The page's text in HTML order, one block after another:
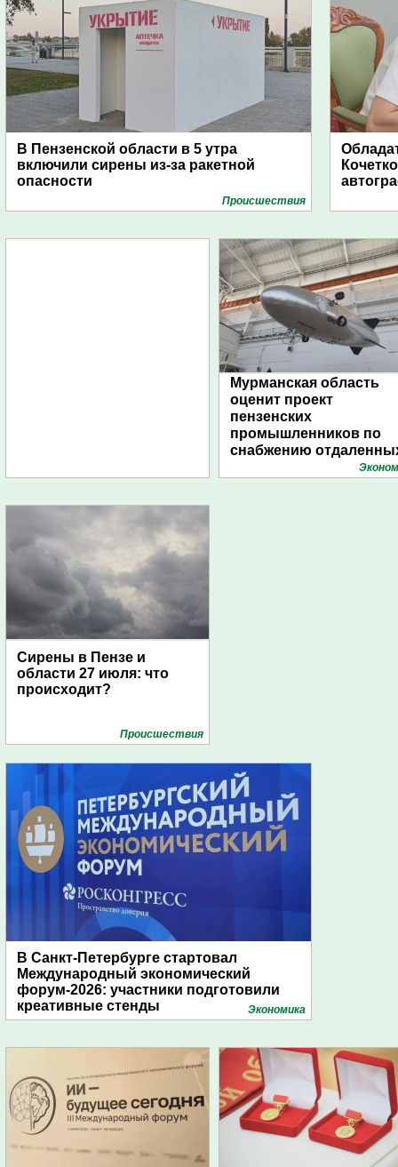
В Пензенской области в 5 утра
включили сирены из-за ракетной
опасности
Проиcшествия
Мурманская область
оценит проект
пензенских
промышленников по
снабжению
поселений с помощью
Сирены в Пензе и
области 27 июля: что
происходит?
Проиcшествия
В Санкт-Петербурге стартовал
Международный экономический
форум-2026: участники подготовили
креативные стенды
Экономика